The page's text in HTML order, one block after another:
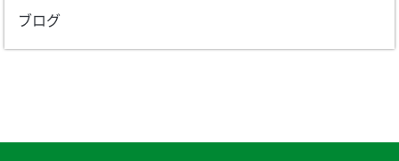
ブログ